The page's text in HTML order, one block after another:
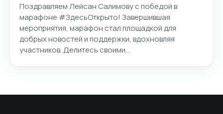
Поздравляем Лейсан Салимову с победой в
марафоне #ЗдесьОткрыто! Завершившая
мероприятия, марафон стал площадкой для
добрых новостей и поддержки, вдохновляя
участников. Делитесь своими…